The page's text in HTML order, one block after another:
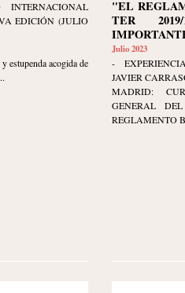
EDICIÓN (JULIO
estupenda acogida de
"EL
TER 2019/
Julio 2023
-
JAVIER
MADRID:
GENERAL
REGLAMENTO